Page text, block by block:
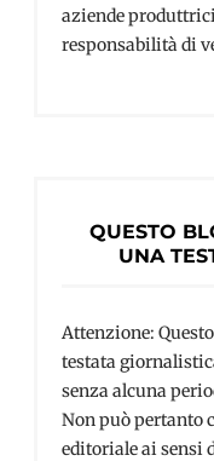
aziende
responsabilità di
QUESTO
UNA
Attenzione:
testata
senza alcuna
Non può pertanto
editoriale ai sensi